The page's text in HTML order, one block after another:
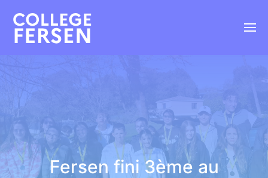
Fersen fini 3ème au